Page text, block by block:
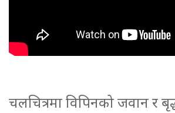
चलचित्रमा विपिनको जवान र